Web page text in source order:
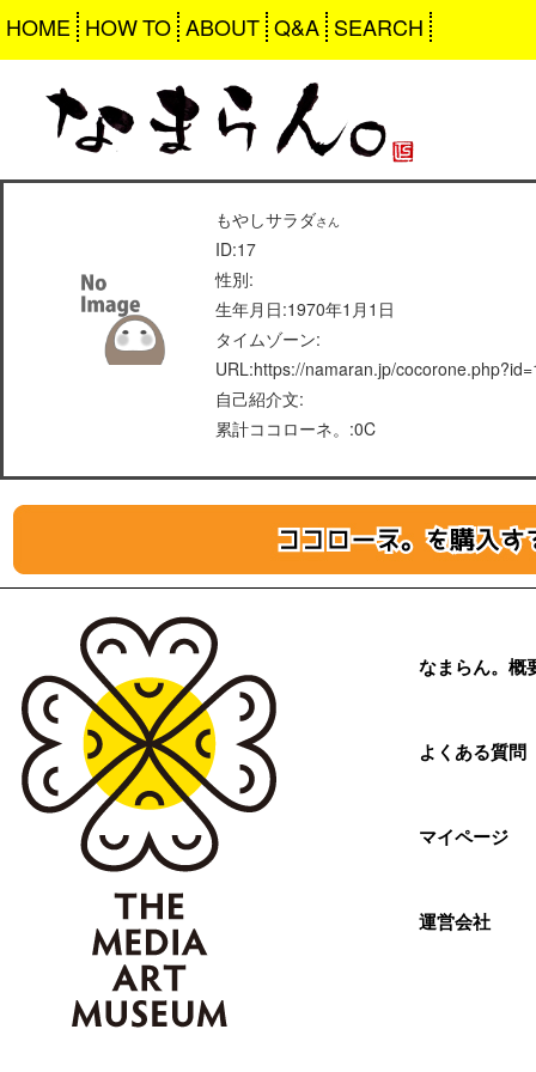
HOME HOW TO ABOUT Q&A SEARCH
もやしサラダさん
ID:17
性別:
生年月日:1970年1月1日
タイムゾーン:
URL:https://namaran.jp/
自己紹介文:
累計ココローネ。:0C
なまらん。概
よくある質問
マイページ
運営会社